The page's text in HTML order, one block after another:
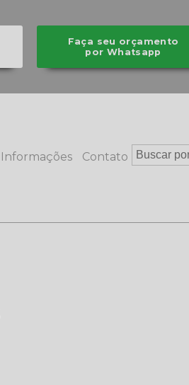
Faça seu orçamento
por Whatsapp
Informações Contato